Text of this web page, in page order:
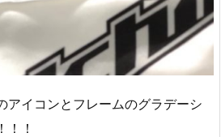
アイコンとフレームのグラデーシ
！！